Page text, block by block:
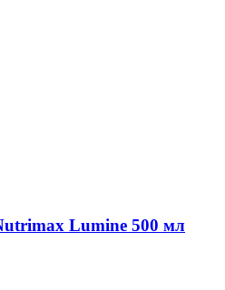
Lumine 500 мл